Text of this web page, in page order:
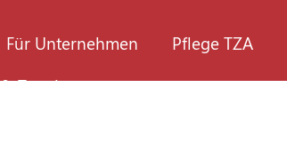
Für Unternehmen Pflege TZA
Termine